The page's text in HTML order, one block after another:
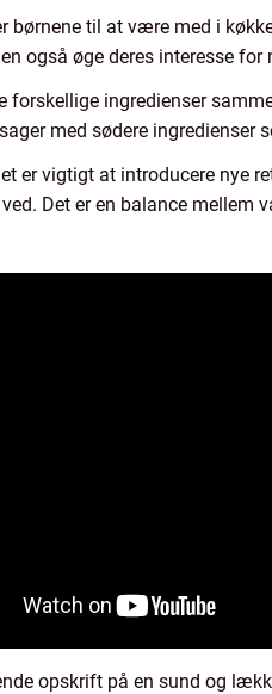
børnene til at være med i
også øge deres interesse
forskellige ingredienser
med sødere ingredienser
er vigtigt at introducere nye
Det er en balance mellem
opskrift på en sund og